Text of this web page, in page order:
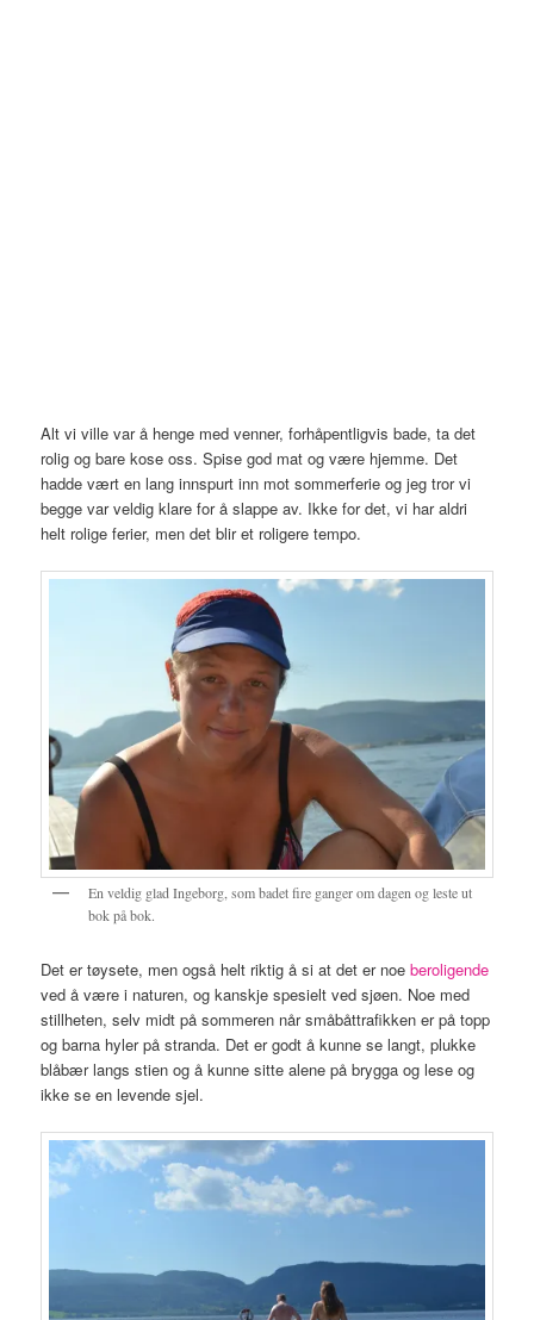
Alt vi ville var å henge med venner, forhåpentligvis bade, ta det
rolig og bare kose oss. Spise god mat og være hjemme. Det
hadde vært en lang innspurt inn mot sommerferie og jeg tror vi
begge var veldig klare for å slappe av. Ikke for det, vi har aldri
helt rolige ferier, men det blir et roligere tempo.
En veldig glad Ingeborg, som badet fire ganger om dagen og leste ut
bok på bok.
Det er tøysete, men også helt riktig å si at det er noeberoligende
ved å være i naturen, og kanskje spesielt ved sjøen. Noe med
stillheten, selv midt på sommeren når småbåttrafikken er på topp
og barna hyler på stranda. Det er godt å kunne se langt, plukke
blåbær langs stien og å kunne sitte alene på brygga og lese og
ikke se en levende sjel.